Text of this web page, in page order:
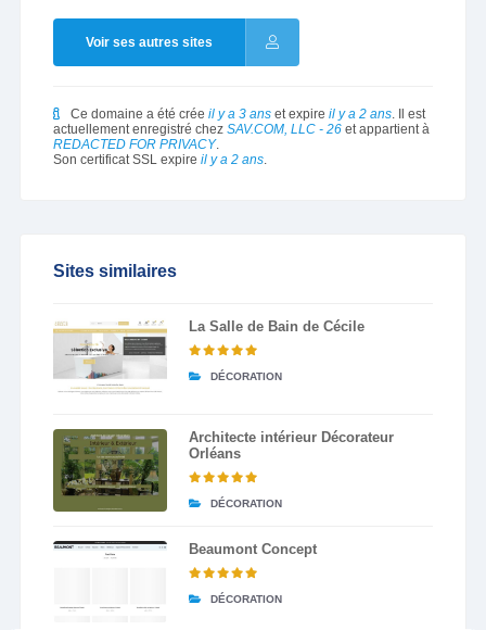
Voir ses autres sites
Ce domaine a été crée il y a 3 anset expire il y a 2 ans. Il est
actuellement enregistré chez SAV.COM, LLC - 26et appartient à
REDACTED FOR PRIVACY.
Son certificat SSL expire il y a 2 ans.
Sites similaires
La Salle de Bain de Cécile
DÉCORATION
Architecte intérieur Décorateur
Orléans
DÉCORATION
Beaumont Concept
DÉCORATION